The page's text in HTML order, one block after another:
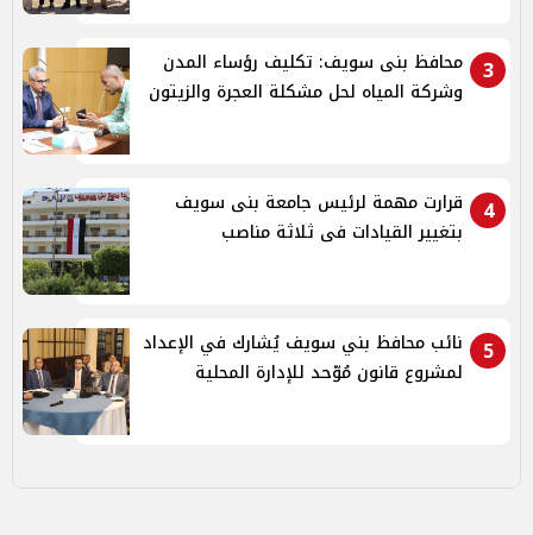
3
محافظ بنى سويف: تكليف رؤساء المدن
وشركة المياه لحل مشكلة العجرة والزيتون
4
قرارت مهمة لرئيس جامعة بنى سويف
بتغيير القيادات فى ثلاثة مناصب
5
نائب محافظ بني سويف يُشارك في الإعداد
لمشروع قانون مُوّحد للإدارة المحلية